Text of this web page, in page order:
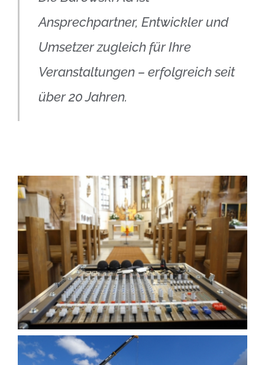
Ansprechpartner, Entwickler und
Umsetzer zugleich für Ihre
Veranstaltungen – erfolgreich seit
über 20 Jahren.